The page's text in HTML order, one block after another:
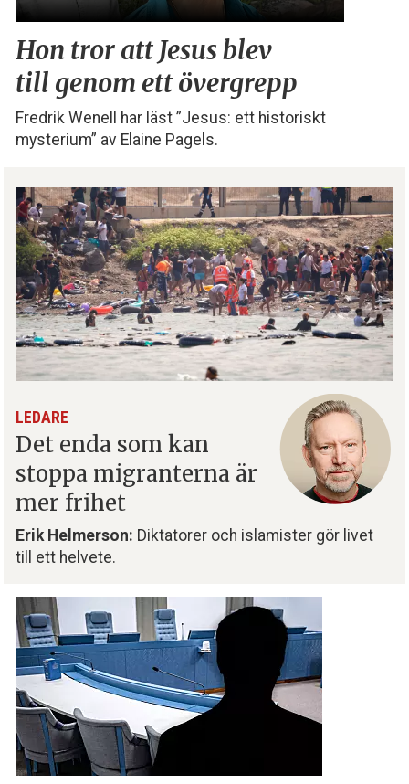
Hon tror att Jesus blev
till genom ett övergrepp
Fredrik Wenell har läst ”Jesus: ett historiskt
mysterium” av Elaine Pagels.
LEDARE
Det enda som kan
stoppa migranterna är
mer frihet
Erik Helmerson: Diktatorer och islamister gör livet
till ett helvete.